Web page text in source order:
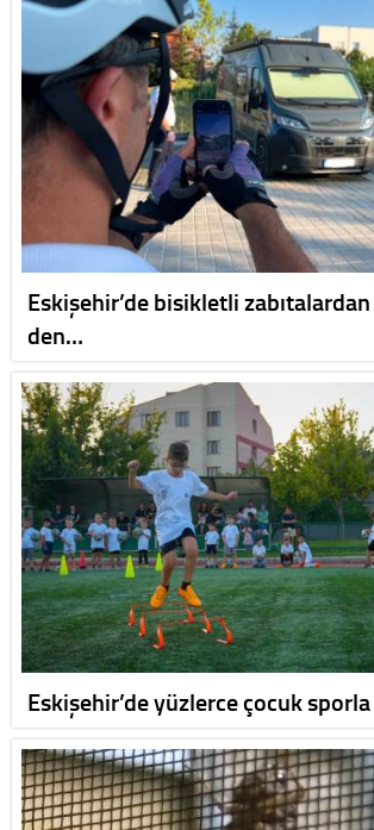
Eskişehir’de bisikletli
den…
Eskişehir’de yüzlerce çocuk